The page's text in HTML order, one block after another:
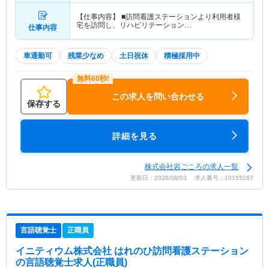
仕事内容
【仕事内容】 ■訪問看護ステーションより利用者様
宅を訪問し、リハビリテーション…
車通勤可 残業少なめ 土日祝休 積極採用中
保存する
この求人を問い合わせる
詳細を見る
株式会社岩ごころの求人一覧
更新日：2026/08/03 求人番号：10155267
言語聴覚士 正職員
イニティウム株式会社 はれのひ訪問看護ステーション
の言語聴覚士求人(正職員)